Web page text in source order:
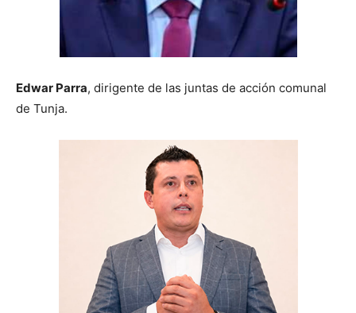
Edwar Parra, dirigente de las juntas de acción comunal
de Tunja.